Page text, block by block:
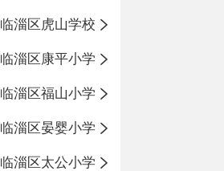
临淄区虎山学校
临淄区康平小学
临淄区福山小学
临淄区晏婴小学
临淄区太公小学